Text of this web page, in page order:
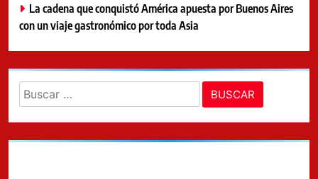
La cadena que conquistó América apuesta por Buenos Aires
con un viaje gastronómico por toda Asia
Buscar: